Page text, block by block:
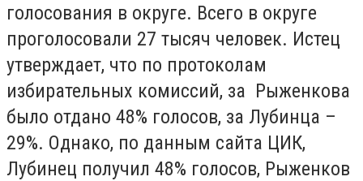
голосования в округе. Всего в округе
проголосовали 27 тысяч человек. Истец
утверждает, что по протоколам
избирательных комиссий, за Рыженкова
было отдано 48% голосов, за Лубинца –
29%. Однако, по данным сайта ЦИК,
Лубинец получил 48% голосов, Рыженков